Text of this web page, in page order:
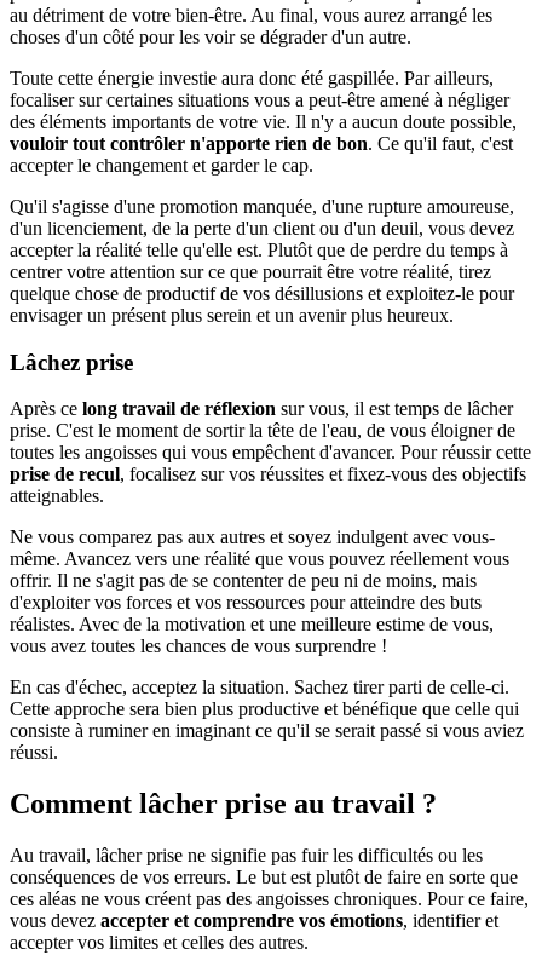
au détriment de votre bien-être. Au final, vous aurez arrangé les
choses d'un côté pour les voir se dégrader d'un autre.
Toute cette énergie investie aura donc été gaspillée. Par ailleurs,
focaliser sur certaines situations vous a peut-être amené à négliger
des éléments importants de votre vie. Il n'y a aucun doute possible,
vouloir tout contrôler n'apporte rien de bon. Ce qu'il faut, c'est
accepter le changement et garder le cap.
Qu'il s'agisse d'une promotion manquée, d'une rupture amoureuse,
d'un licenciement, de la perte d'un client ou d'un deuil, vous devez
accepter la réalité telle qu'elle est. Plutôt que de perdre du temps à
centrer votre attention sur ce que pourrait être votre réalité, tirez
quelque chose de productif de vos désillusions et exploitez-le pour
envisager un présent plus serein et un avenir plus heureux.
Lâchez prise
Après ce long travail de réflexion sur vous, il est temps de lâcher
prise. C'est le moment de sortir la tête de l'eau, de vous éloigner de
toutes les angoisses qui vous empêchent d'avancer. Pour réussir cette
prise de recul, focalisez sur vos réussites et fixez-vous des objectifs
atteignables.
Ne vous comparez pas aux autres et soyez indulgent avec vous-
même. Avancez vers une réalité que vous pouvez réellement vous
offrir. Il ne s'agit pas de se contenter de peu ni de moins, mais
d'exploiter vos forces et vos ressources pour atteindre des buts
réalistes. Avec de la motivation et une meilleure estime de vous,
vous avez toutes les chances de vous surprendre !
En cas d'échec, acceptez la situation. Sachez tirer parti de celle-ci.
Cette approche sera bien plus productive et bénéfique que celle qui
consiste à ruminer en imaginant ce qu'il se serait passé si vous aviez
réussi.
Comment lâcher prise au travail ?
Au travail, lâcher prise ne signifie pas fuir les difficultés ou les
conséquences de vos erreurs. Le but est plutôt de faire en sorte que
ces aléas ne vous créent pas des angoisses chroniques. Pour ce faire,
vous devez accepter et comprendre vos émotions, identifier et
accepter vos limites et celles des autres.